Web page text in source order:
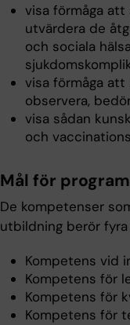
visa förmåga
utvärdera de
och sociala
visa förmåga
observera,
visa sådan
och
Mål för
De kompetenser
utbildning berör
Kompetens vid
Kompetens för
Kompetens för
Kompetens för